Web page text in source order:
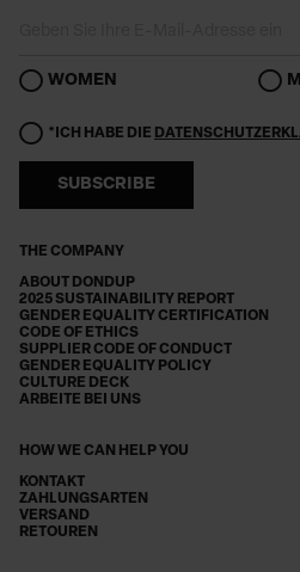
THE COMPANY
ABOUT DONDUP
2025 SUSTAINABILITY REPORT
GENDER EQUALITY CERTIFICATION
CODE OF ETHICS
SUPPLIER CODE OF CONDUCT
GENDER EQUALITY POLICY
CULTURE DECK
ARBEITE BEI UNS
HOW WE CAN HELP YOU
KONTAKT
ZAHLUNGSARTEN
VERSAND
RETOUREN
WOMEN
*ICH HABE DIE
SUBSCRIBE